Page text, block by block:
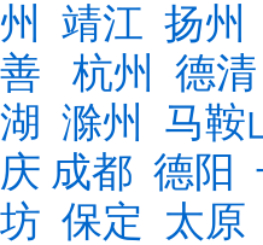
州
靖江 扬州
善
杭州 德清
湖 滁州 马鞍
庆 成都 德阳
坊 保定 太原